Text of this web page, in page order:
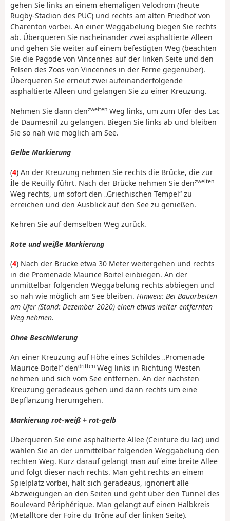
gehen Sie links an einem ehemaligen Velodrom (heute
Rugby-Stadion des PUC) und rechts am alten Friedhof von
Charenton vorbei. An einer Weggabelung biegen Sie rechts
ab. Überqueren Sie nacheinander zwei asphaltierte Alleen
und gehen Sie weiter auf einem befestigten Weg (beachten
Sie die Pagode von Vincennes auf der linken Seite und den
Felsen des Zoos von Vincennes in der Ferne gegenüber).
Überqueren Sie erneut zwei aufeinanderfolgende
asphaltierte Alleen und gelangen Sie zu einer Kreuzung.
Nehmen Sie dann denzweiten Weg links, um zum Ufer des Lac
de Daumesnil zu gelangen. Biegen Sie links ab und bleiben
Sie so nah wie möglich am See.
Gelbe Markierung
(4) An der Kreuzung nehmen Sie rechts die Brücke, die zur
Île de Reuilly führt. Nach der Brücke nehmen Sie denzweiten
Weg rechts, um sofort den „Griechischen Tempel“ zu
erreichen und den Ausblick auf den See zu genießen.
Kehren Sie auf demselben Weg zurück.
Rote und weiße Markierung
(4) Nach der Brücke etwa 30 Meter weitergehen und rechts
in die Promenade Maurice Boitel einbiegen. An der
unmittelbar folgenden Weggabelung rechts abbiegen und
so nah wie möglich am See bleiben. Hinweis: Bei Bauarbeiten
am Ufer (Stand: Dezember 2020) einen etwas weiter entfernten
Weg nehmen.
Ohne Beschilderung
An einer Kreuzung auf Höhe eines Schildes „Promenade
Maurice Boitel“ dendritten Weg links in Richtung Westen
nehmen und sich vom See entfernen. An der nächsten
Kreuzung geradeaus gehen und dann rechts um eine
Bepflanzung herumgehen.
Markierung rot-weiß + rot-gelb
Überqueren Sie eine asphaltierte Allee (Ceinture du lac) und
wählen Sie an der unmittelbar folgenden Weggabelung den
rechten Weg. Kurz darauf gelangt man auf eine breite Allee
und folgt dieser nach rechts. Man geht rechts an einem
Spielplatz vorbei, hält sich geradeaus, ignoriert alle
Abzweigungen an den Seiten und geht über den Tunnel des
Boulevard Périphérique. Man gelangt auf einen Halbkreis
(Metalltore der Foire du Trône auf der linken Seite).